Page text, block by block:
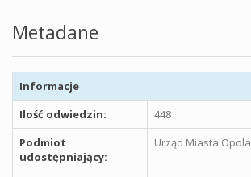
Metadane
Informacje
Ilość odwiedzin:
448
Podmiot
udostępniający:
Urząd Miasta Opola